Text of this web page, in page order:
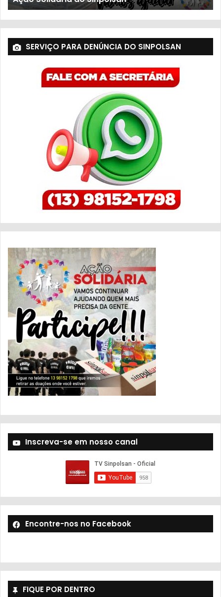
SERVIÇO PARA DENÚNCIA DO SINPOLSAN
Inscreva-se em nosso canal
Encontre-nos no Facebook
FIQUE POR DENTRO